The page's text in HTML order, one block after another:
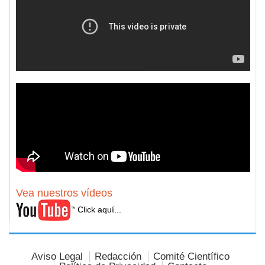
Vea nuestros vídeos
Click aquí...
Aviso Legal Redacción
Comité Científico